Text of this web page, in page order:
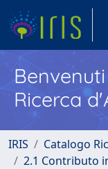
Ricerca
IRIS Catalogo
2.1 Contributo